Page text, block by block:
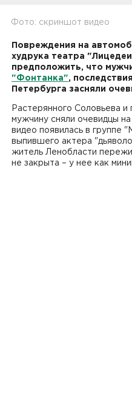
Фото: скриншот видео
Повреждения на
худрука театра
предположить, что
"Фонтанка",
Петербурга засняли
Растерянного Соловьева
мужчину сняли очевидцы
видео появилась в группе
выпившего актера
житель Ленобласти
не закрыта – у нее как